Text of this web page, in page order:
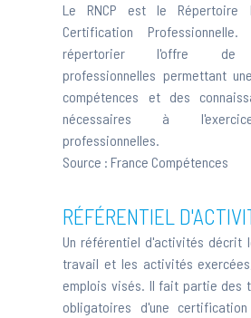
Le RNCP est le Répertoire
Certification
répertorier l'offre de
professionnelles permettant
compétences et des
nécessaires à
professionnelles.
Source :France Compétences
RÉFÉRENTIEL
Un référentiel d'activités décrit
travail et les activités
emplois visés. Il fait partie des
obligatoires d'une certification